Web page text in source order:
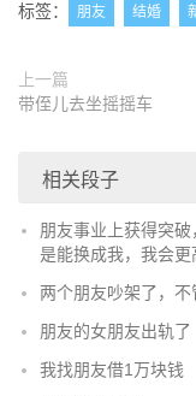
标签： 朋友 结婚
上一篇
带侄儿去坐摇摇车
相关段子
朋友事业上获得突
是能换成我，我会更
两个朋友吵架了，不
朋友的女朋友出轨了
我找朋友借1万块钱